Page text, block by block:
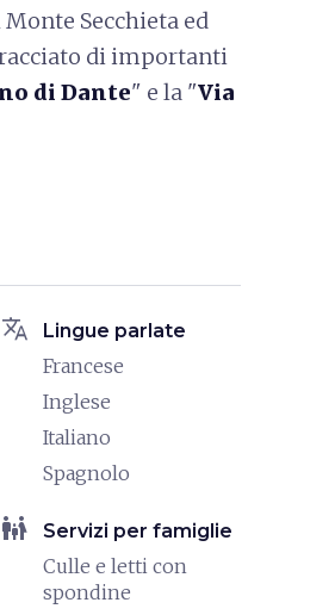
Secchieta ed
di importanti
di Dante" e la "Via
translate Lingue parlate
Francese
Inglese
Italiano
Spagnolo
family_restroom Servizi per famiglie
Culle e letti con
spondine